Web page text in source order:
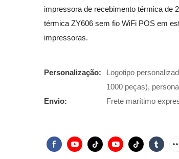
impressora de recebimento térmica de
térmica ZY606 sem fio WiFi POS em
impressoras.
Personalização:
Logotipo
1000 peças),
Envio:
Frete marítimo